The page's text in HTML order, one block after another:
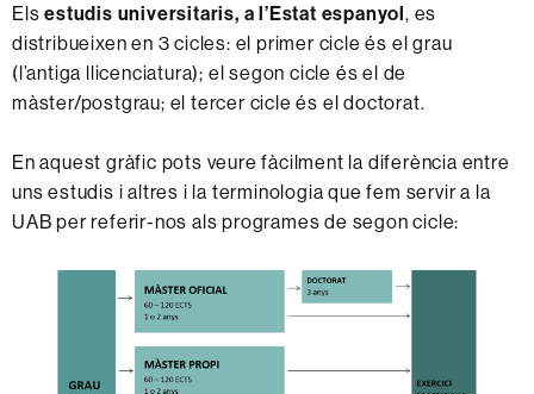
Elsestudis universitaris, a l’Estat espanyol, es
distribueixen en 3 cicles: el primer cicle és el grau
(l’antiga llicenciatura); el segon cicle és el de
màster/postgrau; el tercer cicle és el doctorat.
En aquest gràfic pots veure fàcilment la diferència entre
uns estudis i altres i la terminologia que fem servir a la
UAB per referir-nos als programes de segon cicle: